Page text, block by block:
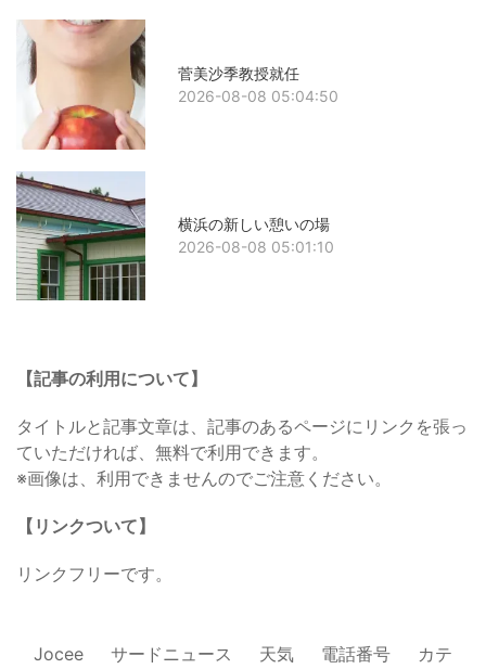
菅美沙季教授就任
2026-08-08 05:04:50
横浜の新しい憩いの場
2026-08-08 05:01:10
【記事の利用について】
タイトルと記事文章は、記事のあるページにリンクを張っ
ていただければ、無料で利用できます。
※画像は、利用できませんのでご注意ください。
【リンクついて】
リンクフリーです。
Jocee サードニュース 天気 電話番号
カテ